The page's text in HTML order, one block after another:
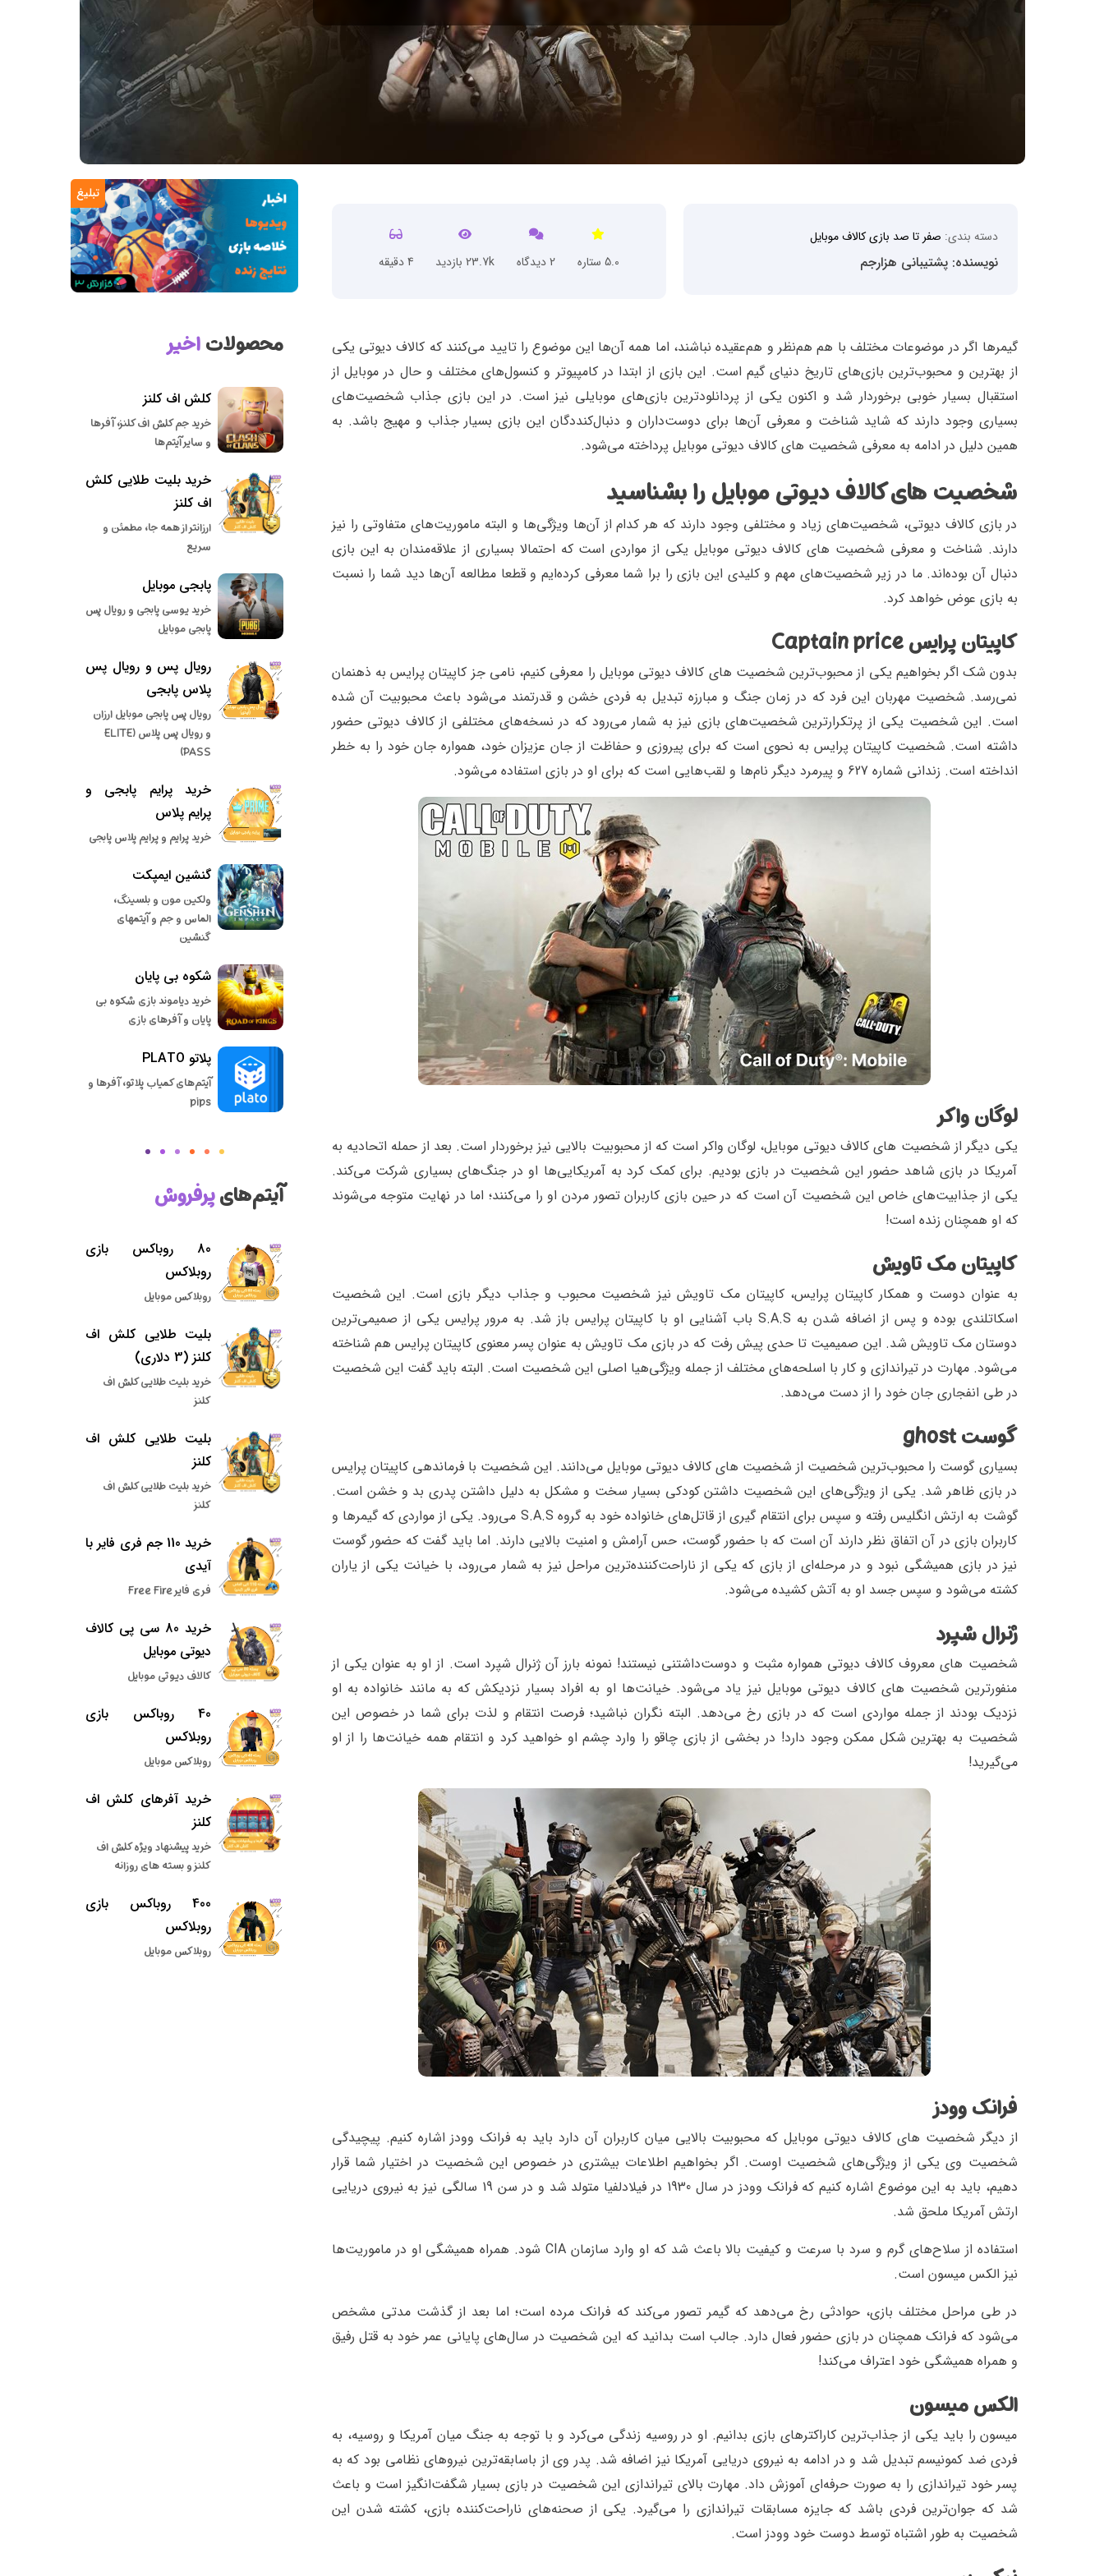
دسته بندی: صفر تا صد بازی کالاف موبایل
نویسنده: پشتیبانی هزارجم 5.0 ستاره 2 دیدگاه 23.7k بازدید 4 دقیقه
گیمرها اگر در موضوعات مختلف با هم هم‌نظر و هم‌عقیده نباشند، اما همه آن‌ها این موضوع را تایید می‌کنند که کالاف دیوتی یکی
از بهترین و محبوب‌ترین بازی‌های تاریخ دنیای گیم است. این بازی از ابتدا در کامپیوتر و کنسول‌های مختلف و حال در موبایل از
استقبال بسیار خوبی برخوردار شد و اکنون یکی از پردانلودترین بازی‌های موبایلی نیز است. در این بازی جذاب شخصیت‌های
بسیاری وجود دارند که شاید شناخت و معرفی آن‌ها برای دوست‌داران و دنبال‌کنددگان این بازی بسیار جذاب و مهیج باشد. به
همین دلیل در ادامه به معرفی شخصیت های کالاف دیوتی موبایل پرداخته می‌شود.
شخصیت های کالاف دیوتی موبایل را بشناسید
در بازی کالاف دیوتی، شخصیت‌های زیاد و مختلفی وجود دارند که هر کدام از آن‌ها ویژگی‌ها و البته ماموریت‌های متفاوتی را نیز
دارند. شناخت و معرفی شخصیت های کالاف دیوتی موبایل یکی از مواردی است که احتمالا بسیاری از علاقه‌مندان به این بازی
دنبال آن بوده‌اند. ما در زیر شخصیت‌های مهم و کلیدی این بازی را برا شما معرفی کرده‌ایم و قطعا مطالعه آن‌ها دید شما را نسبت
به بازی عوض خواهد کرد.
کاپیتان پرایس Captain price
بدون شک اگر بخواهیم یکی از محبوب‌ترین شخصیت های کالاف دیوتی موبایل را معرفی کنیم، نامی جز کاپیتان پرایس به ذهنمان
نمی‌رسد. شخصیت مهربان این فرد که در زمان جنگ و مبارزه تبدیل به فردی خشن و قدرتمند می‌شود باعث محبوبیت آن شده
است. این شخصیت یکی از پرتکرارترین شخصیت‌های بازی نیز به شمار می‌رود که در نسخه‌های مختلفی از کالاف دیوتی حضور
داشته است. شخصیت کاپیتان پرایس به نحوی است که برای پیروزی و حفاظت از جان عزیزان خود، همواره جان خود را به خطر
انداخته است. زندانی شماره 627 و پیرمرد دیگر نام‌ها و لقب‌هایی است که برای او در بازی استفاده می‌شود.
لوگان واکر
یکی دیگر از شخصیت های کالاف دیوتی موبایل، لوگان واکر است که از محبوبیت بالایی نیز برخوردار است. بعد از حمله اتحادیه به
آمریکا در بازی شاهد حضور این شخصیت در بازی بودیم. برای کمک کرد به آمریکایی‌ها او در جنگ‌های بسیاری شرکت می‌کند.
یکی از جذابیت‌های خاص این شخصیت آن است که در حین بازی کاربران تصور مردن او را می‌کنند؛ اما در نهایت متوجه می‌شوند
که او همچنان زنده است!
کاپیتان مک تاویش
به عنوان دوست و همکار کاپیتان پرایس، کاپیتان مک تاویش نیز شخصیت محبوب و جذاب دیگر بازی است. این شخصیت
اسکاتلندی بوده و پس از اضافه شدن به S.A.S باب آشنایی او با کاپیتان پرایس باز شد. به مرور پرایس یکی از صمیمی‌ترین
دوستان مک تاویش شد. این صمیمیت تا حدی پیش رفت که در بازی مک تاویش به عنوان پسر معنوی کاپیتان پرایس هم شناخته
می‌شود. مهارت در تیراندازی و کار با اسلحه‌های مختلف از جمله ویژگی‌هیا اصلی این شخصیت است. البته باید گفت این شخصیت
در طی انفجاری جان خود را از دست می‌دهد.
گوست ghost
بسیاری گوست را محبوب‌ترین شخصیت از شخصیت های کالاف دیوتی موبایل می‌دانند. این شخصیت با فرماندهی کاپیتان پرایس
در بازی ظاهر شد. یکی از ویژگی‌های این شخصیت داشتن کودکی بسیار سخت و مشکل به دلیل داشتن پدری بد و خشن است.
گوشت به ارتش انگلیس رفته و سپس برای انتقام گیری از قاتل‌های خانواده خود به گروه S.A.S می‌رود. یکی از مواردی که گیمرها و
کاربران بازی در آن اتفاق نظر دارند آن است که با حضور گوست، حس آرامش و امنیت بالایی دارند. اما باید گفت که حضور گوست
نیز در بازی همیشگی نبود و در مرحله‌ای از بازی که یکی از ناراحت‌کننده‌ترین مراحل نیز به شمار می‌رود، با خیانت یکی از یاران
کشته می‌شود و سپس جسد او به آتش کشیده می‌شود.
ژنرال شپرد
شخصیت های معروف کالاف دیوتی همواره مثبت و دوست‌داشتنی نیستند! نمونه بارز آن ژنرال شپرد است. از او به عنوان یکی از
منفور‌ترین شخصیت های کالاف دیوتی موبایل نیز یاد می‌شود. خیانت‌ها او به افراد بسیار نزدیکش که به مانند خانواده به او
نزدیک بودند از جمله مواردی است که در بازی رخ می‌دهد. البته نگران نباشید؛ فرصت انتقام و لذت برای شما در خصوص این
شخصیت به بهترین شکل ممکن وجود دارد! در بخشی از بازی چاقو را وارد چشم او خواهید کرد و انتقام همه خیانت‌ها را از او
می‌گیرید!
فرانک وودز
از دیگر شخصیت های کالاف دیوتی موبایل که محبوبیت بالایی میان کاربران آن دارد باید به فرانک وودز اشاره کنیم. پیچیدگی
شخصیت وی یکی از ویژگی‌های شخصیت اوست. اگر بخواهیم اطلاعات بیشتری در خصوص این شخصیت در اختیار شما قرار
دهیم، باید به این موضوع اشاره کنیم که فرانک وودز در سال 1930 در فیلادلفیا متولد شد و در سن 19 سالگی نیز به نیروی دریایی
ارتش آمریکا ملحق شد.
استفاده از سلاح‌های گرم و سرد با سرعت و کیفیت بالا باعث شد که او وارد سازمان CIA شود. همراه همیشگی او در ماموریت‌ها
نیز الکس میسون است.
در طی مراحل مختلف بازی، حوادثی رخ می‌دهد که گیمر تصور می‌کند که فرانک مرده است؛ اما بعد از گذشت مدتی مشخص
می‌شود که فرانک همچنان در بازی حضور فعال دارد. جالب است بدانید که این شخصیت در سال‌های پایانی عمر خود به قتل رفیق
و همراه همیشگی خود اعتراف می‌کند!
الکس میسون
میسون را باید یکی از جذاب‌ترین کاراکترهای بازی بدانیم. او در روسیه زندگی می‌کرد و با توجه به جنگ میان آمریکا و روسیه، به
فردی ضد کمونیسم تبدیل شد و در ادامه به نیروی دریایی آمریکا نیز اضافه شد. پدر وی از باسابقه‌ترین نیروهای نظامی بود که به
پسر خود تیراندازی را به صورت حرفه‌ای آموزش داد. مهارت بالای تیراندازی این شخصیت در بازی بسیار شگفت‌انگیز است و باعث
شد که جوان‌ترین فردی باشد که جایزه مسابقات تیراندازی را می‌گیرد. یکی از صحنه‌های ناراحت‌کننده بازی، کشته شدن این
شخصیت به طور اشتباه توسط دوست خود وودز است.
تبلیغ
محصولاتاخیر
کلش اف کلنز
خرید جم کلش اف کلنز، آفرها
و سایر آیتم‌ها
خرید بلیت طلایی کلش
اف کلنز
ارزانتر از همه جا، مطمئن و
سریع
پابجی موبایل
خرید یوسی پابجی و رویال پس
پابجی موبایل
رویال پس و رویال پس
پلاس پابجی
رویال پس پابجی موبایل ارزان
و رویال پس پلاس (ELITE
PASS)
خرید پرایم پابجی و
پرایم پلاس
خرید پرایم و پرایم پلاس پابجی
گنشین ایمپکت
ولکین مون و بلسینگ،
الماس و جم و آیتمهای
گنشین
شکوه بی پایان
خرید دیاموند بازی شکوه بی
پایان و آفرهای بازی
پلاتو PLATO
آیتم‌های کمیاب پلاتو، آفرها و
pips
آیتم‌هایپرفروش
80 روباکس بازی
روبلاکس
روبلاکس موبایل
بلیت طلایی کلش اف
کلنز (3 دلاری)
خرید بلیت طلایی کلش اف
کلنز
بلیت طلایی کلش اف
کلنز
خرید بلیت طلایی کلش اف
کلنز
خرید 110 جم فری فایر با
آیدی
فری فایر Free Fire
خرید 80 سی پی کالاف
دیوتی موبایل
کالاف دیوتی موبایل
40 روباکس بازی
روبلاکس
روبلاکس موبایل
خرید آفرهای کلش اف
کلنز
خرید پیشنهاد ویژه کلش اف
کلنز و بسته های روزانه
400 روباکس بازی
روبلاکس
روبلاکس موبایل